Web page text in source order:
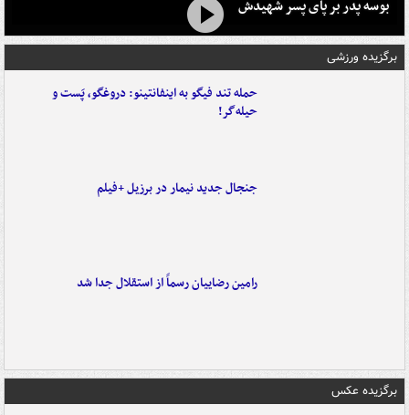
بوسه‌ پدر بر پای پسر شهیدش
برگزیده ورزشی
حمله تند فیگو به اینفانتینو: دروغگو، پَست‌ و
حیله‌گر!
جنجال جدید نیمار در برزیل +فیلم
رامین رضاییان رسماً از استقلال جدا شد
برگزیده عکس